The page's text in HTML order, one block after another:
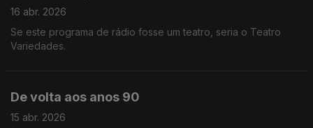
16 abr. 2026
Se este programa de rádio fosse um teatro, seria o Teatro
Variedades.
De volta aos anos 90
15 abr. 2026